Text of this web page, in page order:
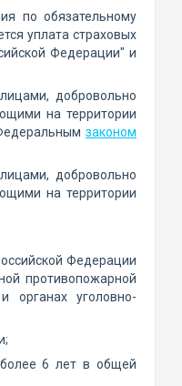
по обязательному
уплата страховых
Федерации" и
добровольно
на территории
законом
добровольно
на территории
Федерации
противопожарной
органах уголовно-
6 лет в общей